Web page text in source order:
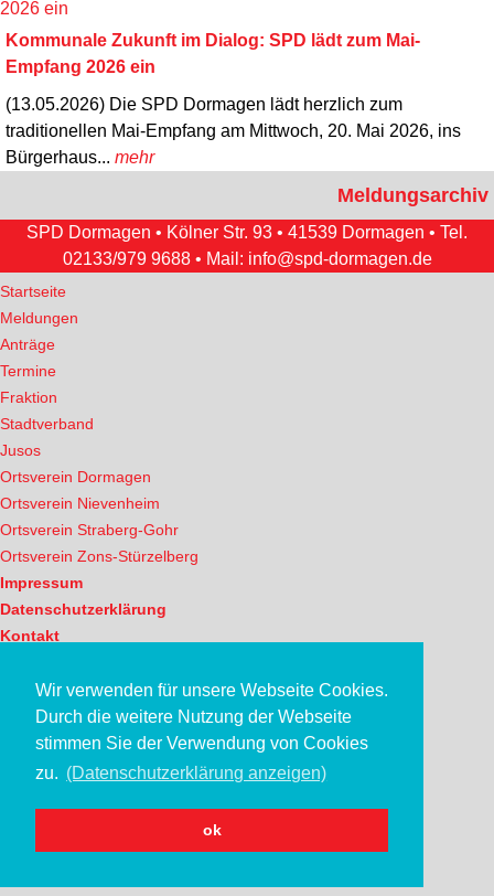
Wir verwenden für unsere Webseite Cookies.
Durch die weitere Nutzung der Webseite
stimmen Sie der Verwendung von Cookies
zu. (Datenschutzerklärung anzeigen)
ok
Kommunale Zukunft im Dialog: SPD lädt zum Mai-
Empfang 2026 ein
(13.05.2026) Die SPD Dormagen lädt herzlich zum
traditionellen Mai-Empfang am Mittwoch, 20. Mai 2026, ins
Bürgerhaus... mehr
Meldungsarchiv
SPD Dormagen • Kölner Str. 93 • 41539 Dormagen • Tel.
02133/979 9688• Mail: info@spd-dormagen.de
Startseite
Meldungen
Anträge
Termine
Fraktion
Stadtverband
Jusos
Ortsverein Dormagen
Ortsverein Nievenheim
Ortsverein Straberg-Gohr
Ortsverein Zons-Stürzelberg
Impressum
Datenschutzerklärung
Kontakt